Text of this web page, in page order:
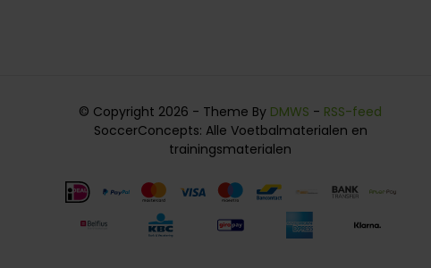
© Copyright 2026 - Theme By DMWS - RSS-feed
SoccerConcepts: Alle Voetbalmaterialen en
trainingsmaterialen